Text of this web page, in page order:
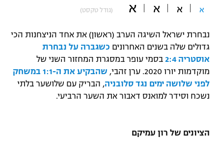
"מחצית בשכונה" – פודקאסט
משתתפים וזוכים בפרסים
תקנון משתתפים וזוכים בפרסים
תקנון עבור פעילות אלקטרה
טניס
ספורט מוטורי
כדורמים
פוטבול אמריקאי NFL
ספורט אתגרי ואקסטרים
א א א א (גודל טקסט)
נבחרת ישראל השיגה הערב (ראשון) את אחד הניצחנות הכי
גדולים שלה בשנים האחרונים כשגברה על נבחרת
אוסטריה 2:4
בסמי עופר במסגרת המחזור השני של
מוקדמות יורו 2020. ערן זהבי,
שהבקיע את ה-1:1 במשחק
לפני שלושה ימים נגד סלובניה, הבריק עם שלושער בלתי
נשכח וסידר למואנס דאבור את השער הרביעי.
הציונים של רון עמיקם